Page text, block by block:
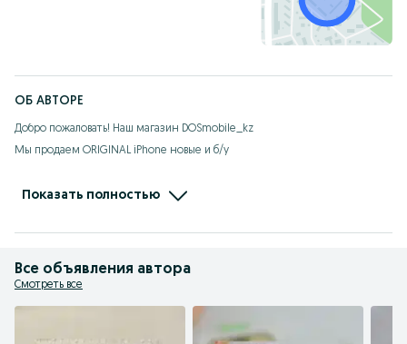
ОБ АВТОРЕ
Добро пожаловать! Наш магазин DOSmobile_kz
Мы продаем ORIGINAL iPhone новые и б/у
Гарантия на б/у телефон 1месяц
Показать полностью
Все объявления автора
Смотреть все